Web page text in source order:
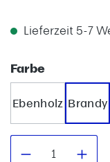
Lieferzeit 5-7
Farbeauswählen
Ebenholz Brandy
Produkt